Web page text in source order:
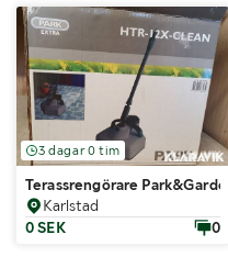
3 dagar 0 tim
Terassrengörare Park&Garden
Karlstad
0 SEK
0